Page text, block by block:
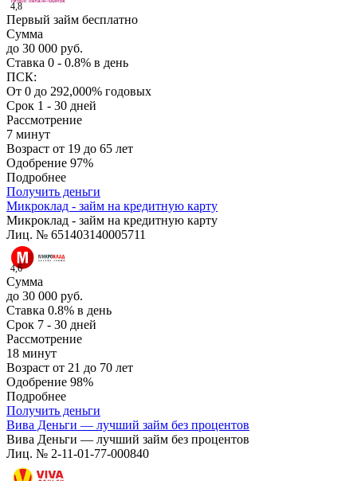
4,8
Первый займ бесплатно
Сумма
до 30 000 руб.
Ставка 0 - 0.8% в день
ПСК:
От 0 до 292,000% годовых
Срок 1 - 30 дней
Рассмотрение
7 минут
Возраст от 19 до 65 лет
Одобрение 97%
Подробнее
Получить деньги
Микроклад - займ на кредитную карту
Микроклад - займ на кредитную карту
Лиц. № 651403140005711
4,6
Сумма
до 30 000 руб.
Ставка 0.8% в день
Срок 7 - 30 дней
Рассмотрение
18 минут
Возраст от 21 до 70 лет
Одобрение 98%
Подробнее
Получить деньги
Вива Деньги — лучший займ без процентов
Вива Деньги — лучший займ без процентов
Лиц. № 2-11-01-77-000840